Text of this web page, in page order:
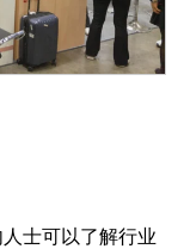
士可以了解行业